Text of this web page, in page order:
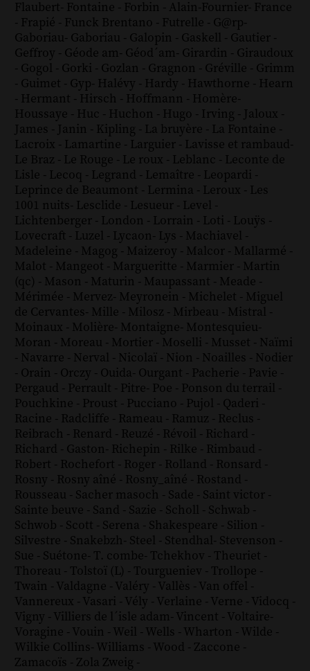
Flaubert- Fontaine - Forbin - Alain-Fournier- France
- Frapié - Funck Brentano - Futrelle - G@rp-
Gaboriau- Gaboriau - Galopin - Gaskell - Gautier -
Geffroy - Géode am- Géod´am- Girardin - Giraudoux
- Gogol - Gorki - Gozlan - Gragnon - Gréville - Grimm
- Guimet - Gyp- Halévy - Hardy - Hawthorne - Hearn
- Hermant - Hirsch - Hoffmann - Homère-
Houssaye - Huc - Huchon - Hugo - Irving - Jaloux -
James - Janin - Kipling - La bruyère - La Fontaine -
Lacroix - Lamartine - Larguier - Lavisse et rambaud-
Le Braz - Le Rouge - Le roux - Leblanc - Leconte de
Lisle - Lecoq - Legrand - Lemaître - Leopardi -
Leprince de Beaumont - Lermina - Leroux - Les
1001 nuits- Lesclide - Lesueur - Level -
Lichtenberger - London - Lorrain - Loti - Louÿs -
Lovecraft - Luzel - Lycaon- Lys - Machiavel -
Madeleine - Magog - Maizeroy - Malcor - Mallarmé -
Malot - Mangeot - Margueritte - Marmier - Martin
(qc) - Mason - Maturin - Maupassant - Meade -
Mérimée - Mervez- Meyronein - Michelet - Miguel
de Cervantes- Mille - Milosz - Mirbeau - Mistral -
Moinaux - Molière- Montaigne- Montesquieu-
Moran - Moreau - Mortier - Moselli - Musset - Naïmi
- Navarre - Nerval - Nicolaï - Nion - Noailles - Nodier
- Orain - Orczy - Ouida- Ourgant - Pacherie - Pavie -
Pergaud - Perrault - Pitre- Poe - Ponson du terrail -
Pouchkine - Proust - Pucciano - Pujol - Qaderi -
Racine - Radcliffe - Rameau - Ramuz - Reclus -
Reibrach - Renard - Reuzé - Révoil - Richard -
Richard - Gaston- Richepin - Rilke - Rimbaud -
Robert - Rochefort - Roger - Rolland - Ronsard -
Rosny - Rosny aîné - Rosny_aîné - Rostand -
Rousseau - Sacher masoch - Sade - Saint victor -
Sainte beuve - Sand - Sazie - Scholl - Schwab -
Schwob - Scott - Serena - Shakespeare - Silion -
Silvestre - Snakebzh- Steel - Stendhal- Stevenson -
Sue - Suétone- T. combe- Tchekhov - Theuriet -
Thoreau - Tolstoï (L) - Tourgueniev - Trollope -
Twain - Valdagne - Valéry - Vallès - Van offel -
Vannereux - Vasari - Vély - Verlaine - Verne - Vidocq -
Vigny - Villiers de l´isle adam- Vincent - Voltaire-
Voragine - Vouin - Weil - Wells - Wharton - Wilde -
Wilkie Collins- Williams - Wood - Zaccone -
Zamacoïs - Zola Zweig -